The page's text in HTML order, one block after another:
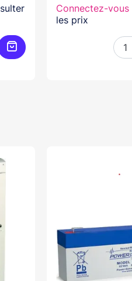
Ajouter au panier
Connectez-vous
les prix